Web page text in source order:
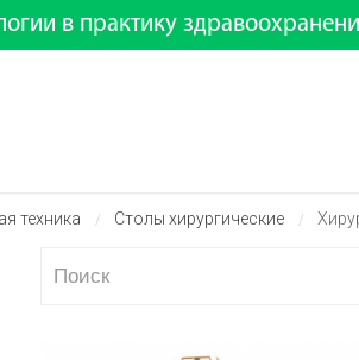
в практику
техника / Столы хирургические /